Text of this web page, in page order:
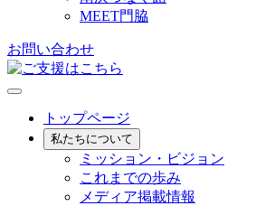
MEET門脇
お問い合わせ
トップページ
私たちについて
ミッション・ビジョン
これまでの歩み
メディア掲載情報